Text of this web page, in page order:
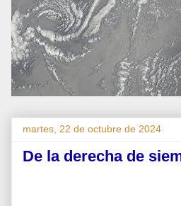
martes, 22 de octubre de 2024
De la derecha de